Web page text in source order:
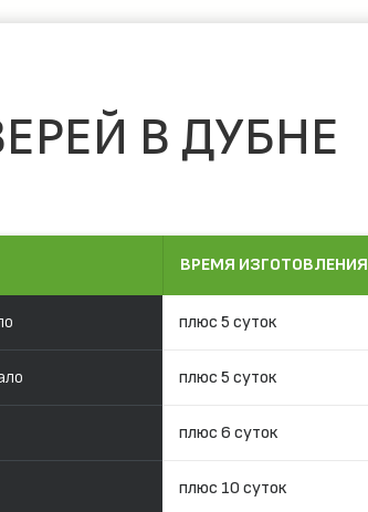
В ДУБНЕ
ВРЕМЯ ИЗГОТОВЛЕНИЯ
плюс 5 суток
плюс 5 суток
плюс 6 суток
плюс 10 суток